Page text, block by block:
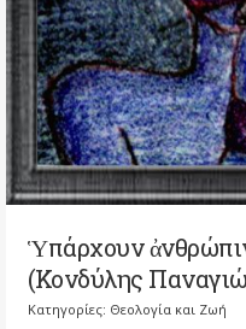
Ὑπάρχουν
(Κονδύλης
Κατηγορίες: Θεολογία και Ζωή